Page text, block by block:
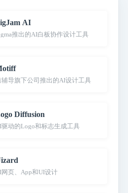
AI
推出的AI白板协作设计工具
辅导旗下公司推出的AI设计工具
Diffusion
驱动的Logo和标志生成工具
网页、App和UI设计